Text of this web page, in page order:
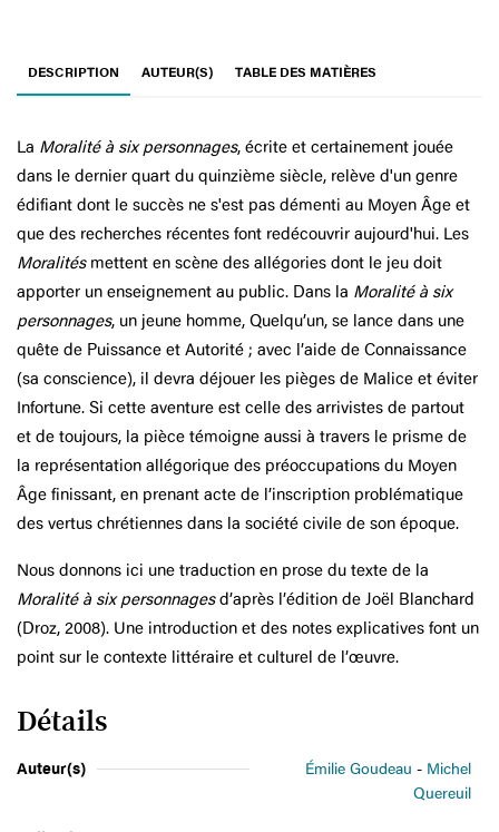
DESCRIPTION AUTEUR(S) TABLE DES MATIÈRES
La Moralité à six personnages, écrite et certainement jouée
dans le dernier quart du quinzième siècle, relève d'un genre
édifiant dont le succès ne s'est pas démenti au Moyen Âge et
que des recherches récentes font redécouvrir aujourd'hui. Les
Moralitésmettent en scène des allégories dont le jeu doit
apporter un enseignement au public. Dans la Moralité à six
personnages, un jeune homme, Quelqu’un, se lance dans une
quête de Puissance et Autorité ; avec l’aide de Connaissance
(sa conscience), il devra déjouer les pièges de Malice et éviter
Infortune. Si cette aventure est celle des arrivistes de partout
et de toujours, la pièce témoigne aussi à travers le prisme de
la représentation allégorique des préoccupations du Moyen
Âge finissant, en prenant acte de l’inscription problématique
des vertus chrétiennes dans la société civile de son époque.
Nous donnons ici une traduction en prose du texte de la
Moralité à six personnagesd’après l’édition de Joël Blanchard
(Droz, 2008). Une introduction et des notes explicatives font un
point sur le contexte littéraire et culturel de l’œuvre.
Détails
Auteur(s) Émilie Goudeau
Michel
Quereuil